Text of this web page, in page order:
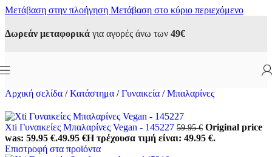
Μετάβαση στην πλοήγηση Μετάβαση στο κύριο περιεχόμενο
Δωρεάν μεταφορικά για αγορές άνω των 49€
Αρχική σελίδα / Κατάστημα / Γυναικεία / Μπαλαρίνες
Xti Γυναικείες Μπαλαρίνες Vegan - 145227 59.95€ Original price
was: 59.95 €.49.95 €Η τρέχουσα τιμή είναι: 49.95 €.
Επιστροφή στα προϊόντα